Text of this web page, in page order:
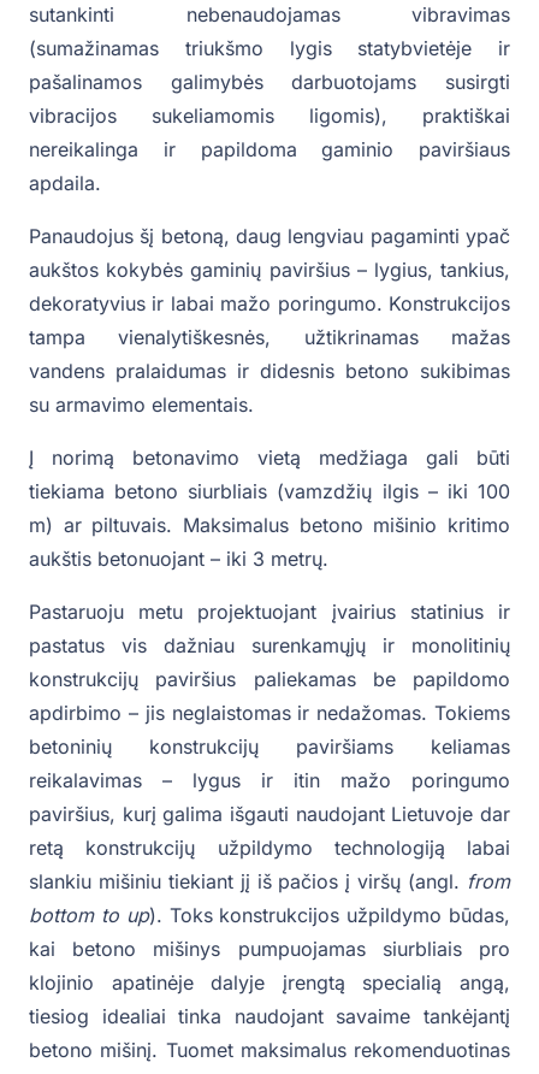
sutankinti nebenaudojamas vibravimas
(sumažinamas triukšmo lygis statybvietėje ir
pašalinamos galimybės darbuotojams susirgti
vibracijos sukeliamomis ligomis), praktiškai
nereikalinga ir papildoma gaminio paviršiaus
apdaila.
Panaudojus šį betoną, daug lengviau pagaminti ypač
aukštos kokybės gaminių paviršius – lygius, tankius,
dekoratyvius ir labai mažo poringumo. Konstrukcijos
tampa vienalytiškesnės, užtikrinamas mažas
vandens pralaidumas ir didesnis betono sukibimas
su armavimo elementais.
Į norimą betonavimo vietą medžiaga gali būti
tiekiama betono siurbliais (vamzdžių ilgis – iki 100
m) ar piltuvais. Maksimalus betono mišinio kritimo
aukštis betonuojant – iki 3 metrų.
Pastaruoju metu projektuojant įvairius statinius ir
pastatus vis dažniau surenkamųjų ir monolitinių
konstrukcijų paviršius paliekamas be papildomo
apdirbimo – jis neglaistomas ir nedažomas. Tokiems
betoninių konstrukcijų paviršiams keliamas
reikalavimas – lygus ir itin mažo poringumo
paviršius, kurį galima išgauti naudojant Lietuvoje dar
retą konstrukcijų užpildymo technologiją labai
slankiu mišiniu tiekiant jį iš pačios į viršų (angl. from
bottom to up). Toks konstrukcijos užpildymo būdas,
kai betono mišinys pumpuojamas siurbliais pro
klojinio apatinėje dalyje įrengtą specialią angą,
tiesiog idealiai tinka naudojant savaime tankėjantį
betono mišinį. Tuomet maksimalus rekomenduotinas